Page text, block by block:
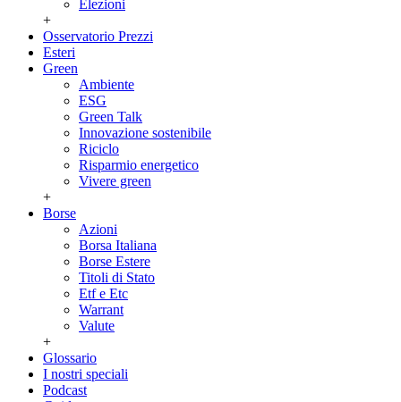
Elezioni
+
Osservatorio Prezzi
Esteri
Green
Ambiente
ESG
Green Talk
Innovazione sostenibile
Riciclo
Risparmio energetico
Vivere green
+
Borse
Azioni
Borsa Italiana
Borse Estere
Titoli di Stato
Etf e Etc
Warrant
Valute
+
Glossario
I nostri speciali
Podcast